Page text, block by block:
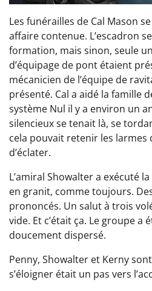
Les funérailles de Cal Mason
affaire contenue. L’escadron
formation, mais sinon, seule
d’équipage de pont étaient
mécanicien de l’équipe de
présenté. Cal a aidé la famille
système Nul il y a environ un
silencieux se tenait là, se
cela pouvait retenir les larmes
d’éclater.
L’amiral Showalter a exécuté
en granit, comme toujours.
prononcés. Un salut à trois
vide. Et c’était ça. Le groupe a
doucement dispersé.
Penny, Showalter et Kerny
s’éloigner était un pas vers